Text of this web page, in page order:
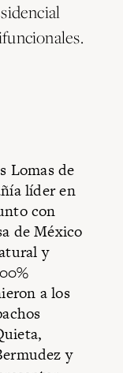
Lomas de
líder en
con
de México
y
a los
y